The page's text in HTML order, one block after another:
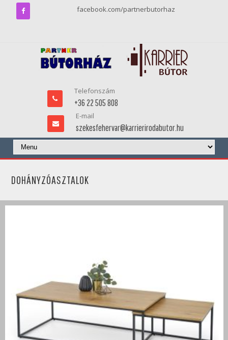
facebook.com/partnerbutorhaz
Telefonszám
+36 22 505 808
E-mail
szekesfehervar@karrierirodabutor.hu
DOHÁNYZÓASZTALOK